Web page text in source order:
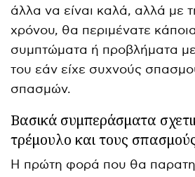
άλλα να είναι καλά, αλλά με
χρόνου, θα περιμένατε
συμπτώματα ή προβλήματα
του εάν είχε συχνούς
σπασμών.
Βασικά συμπεράσματα
τρέμουλο και τους
Η πρώτη φορά που θα